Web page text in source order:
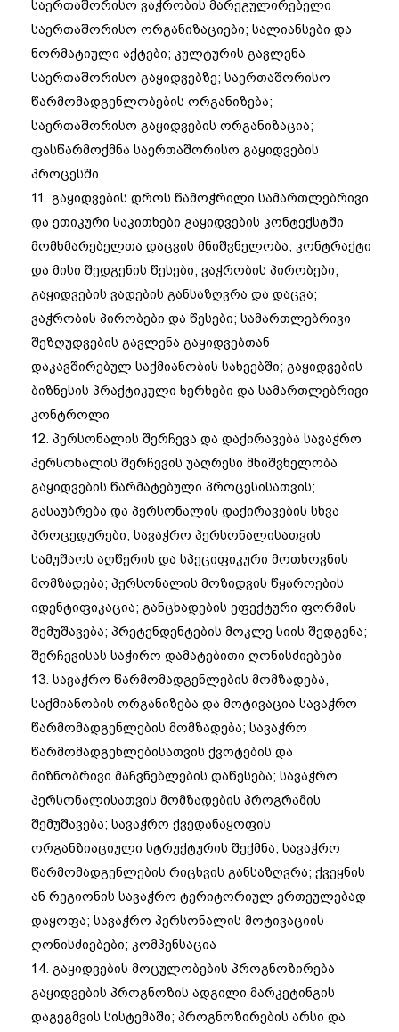
საერთაშორისო ვაჭრობის მარეგულირებელი
საერთაშორისო ორგანიზაციები; სალიანსები და
ნორმატიული აქტები; კულტურის გავლენა
საერთაშორისო გაყიდვებზე; საერთაშორისო
წარმომადგენლობების ორგანიზება;
საერთაშორისო გაყიდვების ორგანიზაცია;
ფასწარმოქმნა საერთაშორისო გაყიდვების
პროცესში
11. გაყიდვების დროს წამოჭრილი სამართლებრივი
და ეთიკური საკითხები გაყიდვების კონტექსტში
მომხმარებელთა დაცვის მნიშვნელობა; კონტრაქტი
და მისი შედგენის წესები; ვაჭრობის პირობები;
გაყიდვების ვადების განსაზღვრა და დაცვა;
ვაჭრობის პირობები და წესები; სამართლებრივი
შეზღუდვების გავლენა გაყიდვებთან
დაკავშირებულ საქმიანობის სახეებში; გაყიდვების
ბიზნესის პრაქტიკული ხერხები და სამართლებრივი
კონტროლი
12. პერსონალის შერჩევა და დაქირავება სავაჭრო
პერსონალის შერჩევის უაღრესი მნიშვნელობა
გაყიდვების წარმატებული პროცესისათვის;
გასაუბრება და პერსონალის დაქირავების სხვა
პროცედურები; სავაჭრო პერსონალისათვის
სამუშაოს აღწერის და სპეციფიკური მოთხოვნის
მომზადება; პერსონალის მოზიდვის წყაროების
იდენტიფიკაცია; განცხადების ეფექტური ფორმის
შემუშავება; პრეტენდენტების მოკლე სიის შედგენა;
შერჩევისას საჭირო დამატებითი ღონისძიებები
13. სავაჭრო წარმომადგენლების მომზადება,
საქმიანობის ორგანიზება და მოტივაცია სავაჭრო
წარმომადგენლების მომზადება; სავაჭრო
წარმომადგენლებისათვის ქვოტების და
მიზნობრივი მაჩვნებლების დაწესება; სავაჭრო
პერსონალისათვის მომზადების პროგრამის
შემუშავება; სავაჭრო ქვედანაყოფის
ორგანზიაციული სტრუქტურის შექმნა; სავაჭრო
წარმომადგენლების რიცხვის განსაზღვრა; ქვეყნის
ან რეგიონის სავაჭრო ტერიტორიულ ერთეულებად
დაყოფა; სავაჭრო პერსონალის მოტივაციის
ღონისძიებები; კომპენსაცია
14. გაყიდვების მოცულობების პროგნოზირება
გაყიდვების პროგნოზის ადგილი მარკეტინგის
დაგეგმვის სისტემაში; პროგნოზირების არსი და